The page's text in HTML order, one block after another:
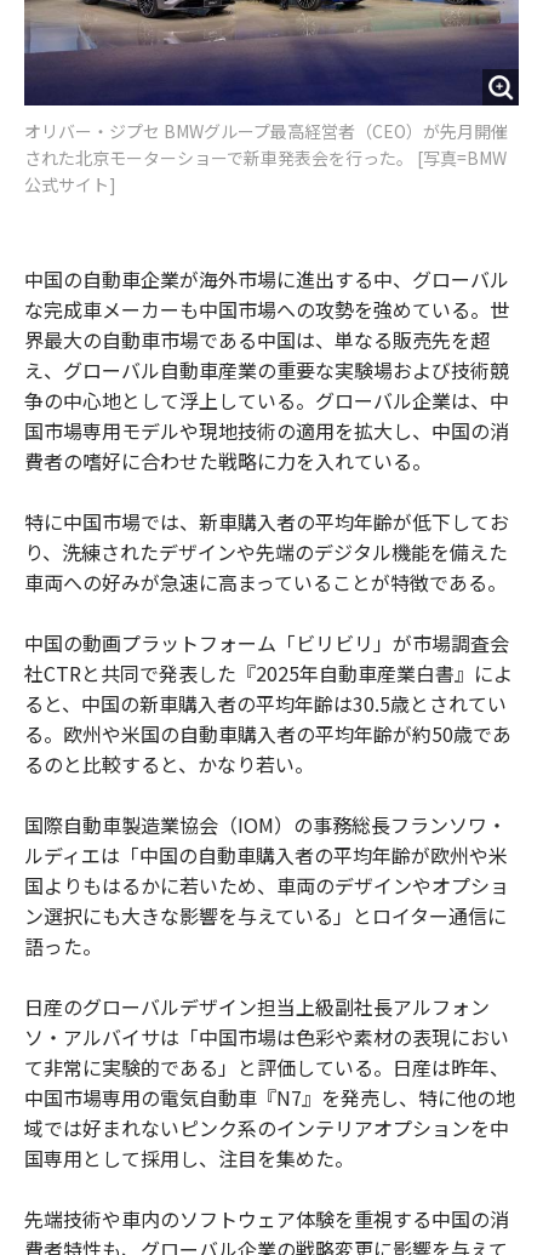
オリバー・ジプセ BMWグループ最高経営者（CEO）が先月開催
された北京モーターショーで新車発表会を行った。 [写真=BMW
公式サイト]
中国の自動車企業が海外市場に進出する中、グローバル
な完成車メーカーも中国市場への攻勢を強めている。世
界最大の自動車市場である中国は、単なる販売先を超
え、グローバル自動車産業の重要な実験場および技術競
争の中心地として浮上している。グローバル企業は、中
国市場専用モデルや現地技術の適用を拡大し、中国の消
費者の嗜好に合わせた戦略に力を入れている。
特に中国市場では、新車購入者の平均年齢が低下してお
り、洗練されたデザインや先端のデジタル機能を備えた
車両への好みが急速に高まっていることが特徴である。
中国の動画プラットフォーム「ビリビリ」が市場調査会
社CTRと共同で発表した『2025年自動車産業白書』によ
ると、中国の新車購入者の平均年齢は30.5歳とされてい
る。欧州や米国の自動車購入者の平均年齢が約50歳であ
るのと比較すると、かなり若い。
国際自動車製造業協会（IOM）の事務総長フランソワ・
ルディエは「中国の自動車購入者の平均年齢が欧州や米
国よりもはるかに若いため、車両のデザインやオプショ
ン選択にも大きな影響を与えている」とロイター通信に
語った。
日産のグローバルデザイン担当上級副社長アルフォン
ソ・アルバイサは「中国市場は色彩や素材の表現におい
て非常に実験的である」と評価している。日産は昨年、
中国市場専用の電気自動車『N7』を発売し、特に他の地
域では好まれないピンク系のインテリアオプションを中
国専用として採用し、注目を集めた。
先端技術や車内のソフトウェア体験を重視する中国の消
費者特性も、グローバル企業の戦略変更に影響を与えて